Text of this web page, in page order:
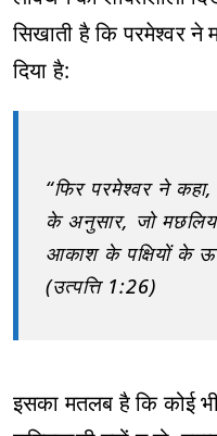
सिखाती है कि परमेश्वर ने
दिया है:
“फिर परमेश्वर ने
के अनुसार, जो
आकाश के पक्षियों के
(उत्पत्ति 1:26)
इसका मतलब है कि कोई